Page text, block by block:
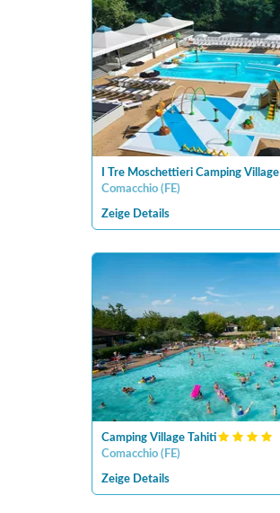
I Tre Moschettieri Camping Village
Comacchio ( FE)
Zeige Details
Camping Village Tahiti
Comacchio ( FE)
Zeige Details